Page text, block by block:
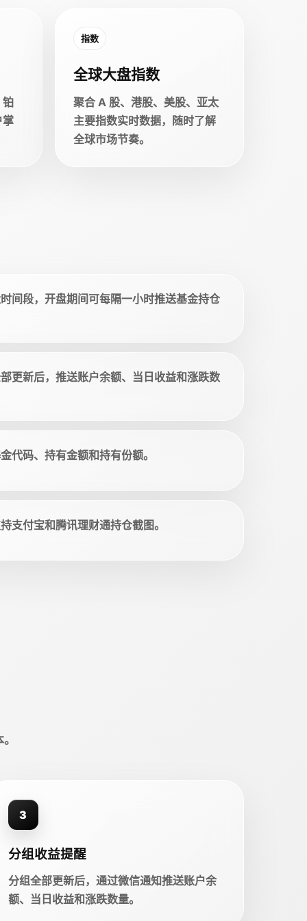
铂
掌
指数
全球大盘指数
聚合 A 股、港股、美股、亚太
主要指数实时数据，随时了解
全球市场节奏。
间段，开盘期间可每隔一小时推送基金持仓
更新后，推送账户余额、当日收益和涨跌数
代码、持有金额和持有份额。
支付宝和腾讯理财通持仓截图。
3
分组收益提醒
分组全部更新后，通过微信通知推送账户余
额、当日收益和涨跌数量。